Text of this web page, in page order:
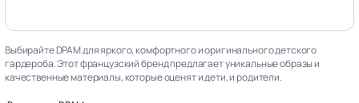
Выбирайте DPAM для яркого, комфортного и оригинального детского
гардероба. Этот французский бренд предлагает уникальные образы и
качественные материалы, которые оценят и дети, и родители.